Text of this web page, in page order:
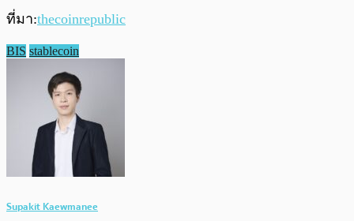
ที่มา:thecoinrepublic
BIS stablecoin
Supakit Kaewmanee